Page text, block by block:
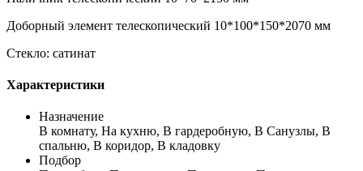
Доборный элемент телескопический 10*100*150*2070 мм
Стекло: сатинат
Характеристики
Назначение
В комнату, На кухню, В гардеробную, В Санузлы, В
спальню, В коридор, В кладовку
Подбор